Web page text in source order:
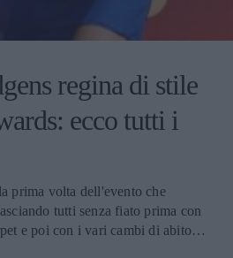
regina di stile
ecco tutti i
prima volta dell'evento che
tutti senza fiato prima con
e poi con i vari cambi di abito